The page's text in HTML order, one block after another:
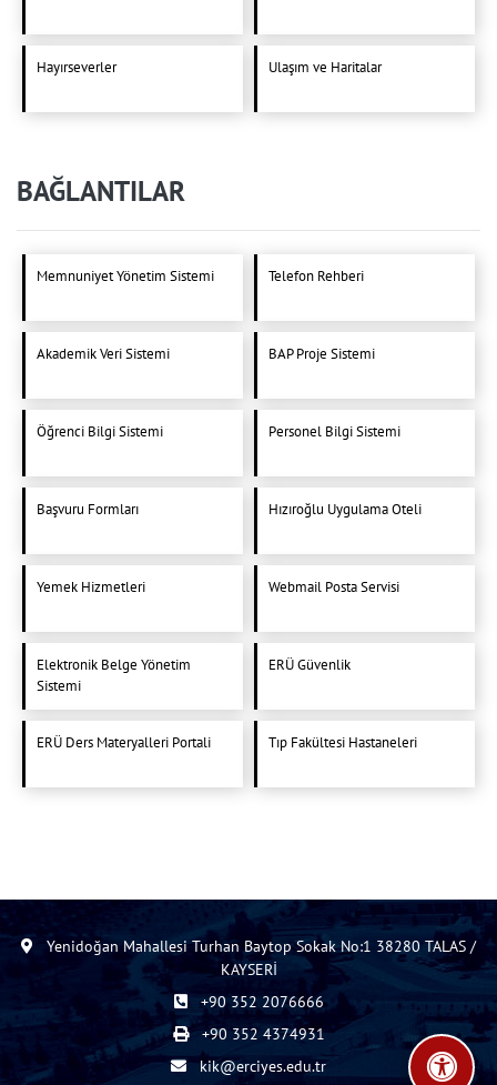
Hayırseverler Ulaşım ve Haritalar
BAĞLANTILAR
Memnuniyet Yönetim Sistemi Telefon Rehberi
Akademik Veri Sistemi BAP Proje Sistemi
Öğrenci Bilgi Sistemi Personel Bilgi Sistemi
Başvuru Formları Hızıroğlu Uygulama Oteli
Yemek Hizmetleri Webmail Posta Servisi
Elektronik Belge Yönetim
Sistemi
ERÜ Güvenlik
ERÜ Ders Materyalleri Portali Tıp Fakültesi Hastaneleri
Yenidoğan Mahallesi Turhan Baytop Sokak No:1 38280 TALAS /
KAYSERİ
+90 352 2076666
+90 352 4374931
kik@erciyes.edu.tr